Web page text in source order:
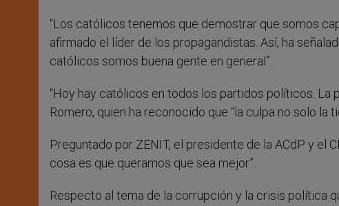
“Los católicos tenemos que demostrar que somos
afirmado el líder de los propagandistas. Así, ha
católicos somos buena gente en general”.
“Hoy hay católicos en todos los partidos políticos. La
Romero, quien ha reconocido que “la culpa no solo la
Preguntado por ZENIT, el presidente de la ACdP y el
cosa es que queramos que sea mejor”.
Respecto al tema de la corrupción y la crisis política